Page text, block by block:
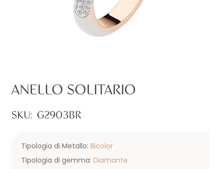
ANELLO SOLITARIO
SKU: G2903BR
Tipologia di Metallo: Bicolor
Tipologia di gemma: Diamante